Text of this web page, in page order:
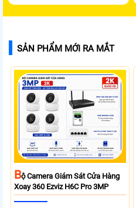
SẢN PHẨM MỚI RA MẮT
BỘ Camera Giám Sát Cửa Hàng
Xoay 360 Ezviz H6C Pro 3MP